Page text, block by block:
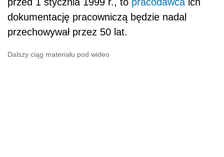
dokumentację pracowniczą będzie nadal
przechowywał przez 50 lat.
Dalszy ciąg materiału pod wideo